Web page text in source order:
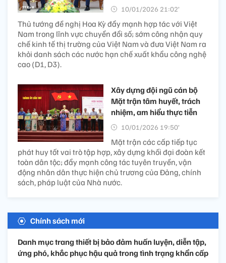
10/01/2026 21:02’
Thủ tướng đề nghị Hoa Kỳ đẩy mạnh hợp tác với Việt
Nam trong lĩnh vực chuyển đổi số; sớm công nhận quy
chế kinh tế thị trường của Việt Nam và đưa Việt Nam ra
khỏi danh sách các nước hạn chế xuất khẩu công nghệ
cao (D1, D3).
Xây dựng đội ngũ cán bộ
Mặt trận tâm huyết, trách
nhiệm, am hiểu thực tiễn
10/01/2026 19:50’
Mặt trận các cấp tiếp tục
phát huy tốt vai trò tập hợp, xây dựng khối đại đoàn kết
toàn dân tộc; đẩy mạnh công tác tuyên truyền, vận
động nhân dân thực hiện chủ trương của Đảng, chính
sách, pháp luật của Nhà nước.
Chính sách mới
Danh mục trang thiết bị bảo đảm huấn luyện, diễn tập,
ứng phó, khắc phục hậu quả trong tình trạng khẩn cấp